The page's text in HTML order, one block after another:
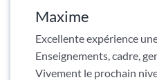
Maxime
Excellente expérience
Enseignements, cadre,
Vivement le prochain